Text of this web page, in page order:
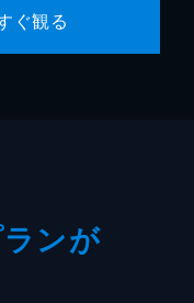
ぐ観る
ンが